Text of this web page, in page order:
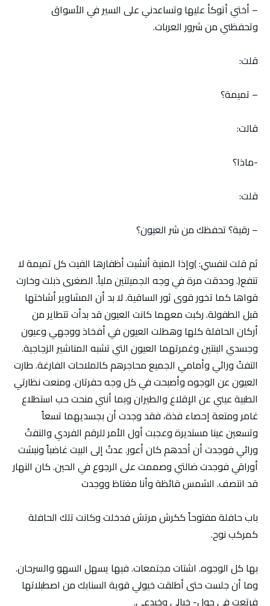
– أختي أتوكأ عليها وتساعدني على السير في الأسواق
وتحفظني من شرور العربات.
قلت:
– تميمة؟
قالت:
-ماذا؟
قلت:
– رقية؟ تحفظك من شر العيون؟
ثم قلت لنفسي: )وإذا المنية أنشبت أظفارها الفيت كل تميمة لا
تنفع(. وحدقت مرة في وجه الجميلتين ملياً. الصغرى ذبلت وخارت
قواها كما تخور قوى ثور الساقية. لا بد أن المشاوير أشاختها
قبل الطفولة. ركبت معهما كانت العيون قد بدأت تتطاير من
أركان الحافلة كلها وهطلت العيون في أفخاذ ووجهي وعيون
وجسدي البنتين وغمرتهما العيون التي تشبه المناشير الزجاجية.
التفتُ ورائي وأمامي الجميع محاجرهم كالملاحات الفارغة. طارت
العيون عن الوجوه وأصبحت في كل وجه حفرتان. ومنعت نظارتي
الطبية عيني عن الإقلاع والطيران وبما أنني منحت حب استطلاع
غامر ومتعة إحصاء فذة، فقد وجدت أن بجسديهما تسعاً
وتسعين عينا مستديرة وعجبت أول الأمر للرقم الفردي والتفتُ
ورائي فوجدت أن أحدهم كان أعور. عدتُ إلى البيت غاضباً ونبشت
أوراقي فوجدت ضالتي وصممت على الرجوع في الحين. كان النهار
قد انتصف. الشمس قائظة وأنا مغتاظ ووجدت
باب حافلة مفتوحاً ككرش مرتش فدخلت وكانت تلك الحافلة
كمركب نوح.
بها كل الوجوه. اشتات مجتمعات. فيها يسهل السهو والسرحان.
وما أن جلست حتى أطلقت خيولي قوية السنابك من اصطبلاتها
فرتعت في حول- خيالي وخيدعي.